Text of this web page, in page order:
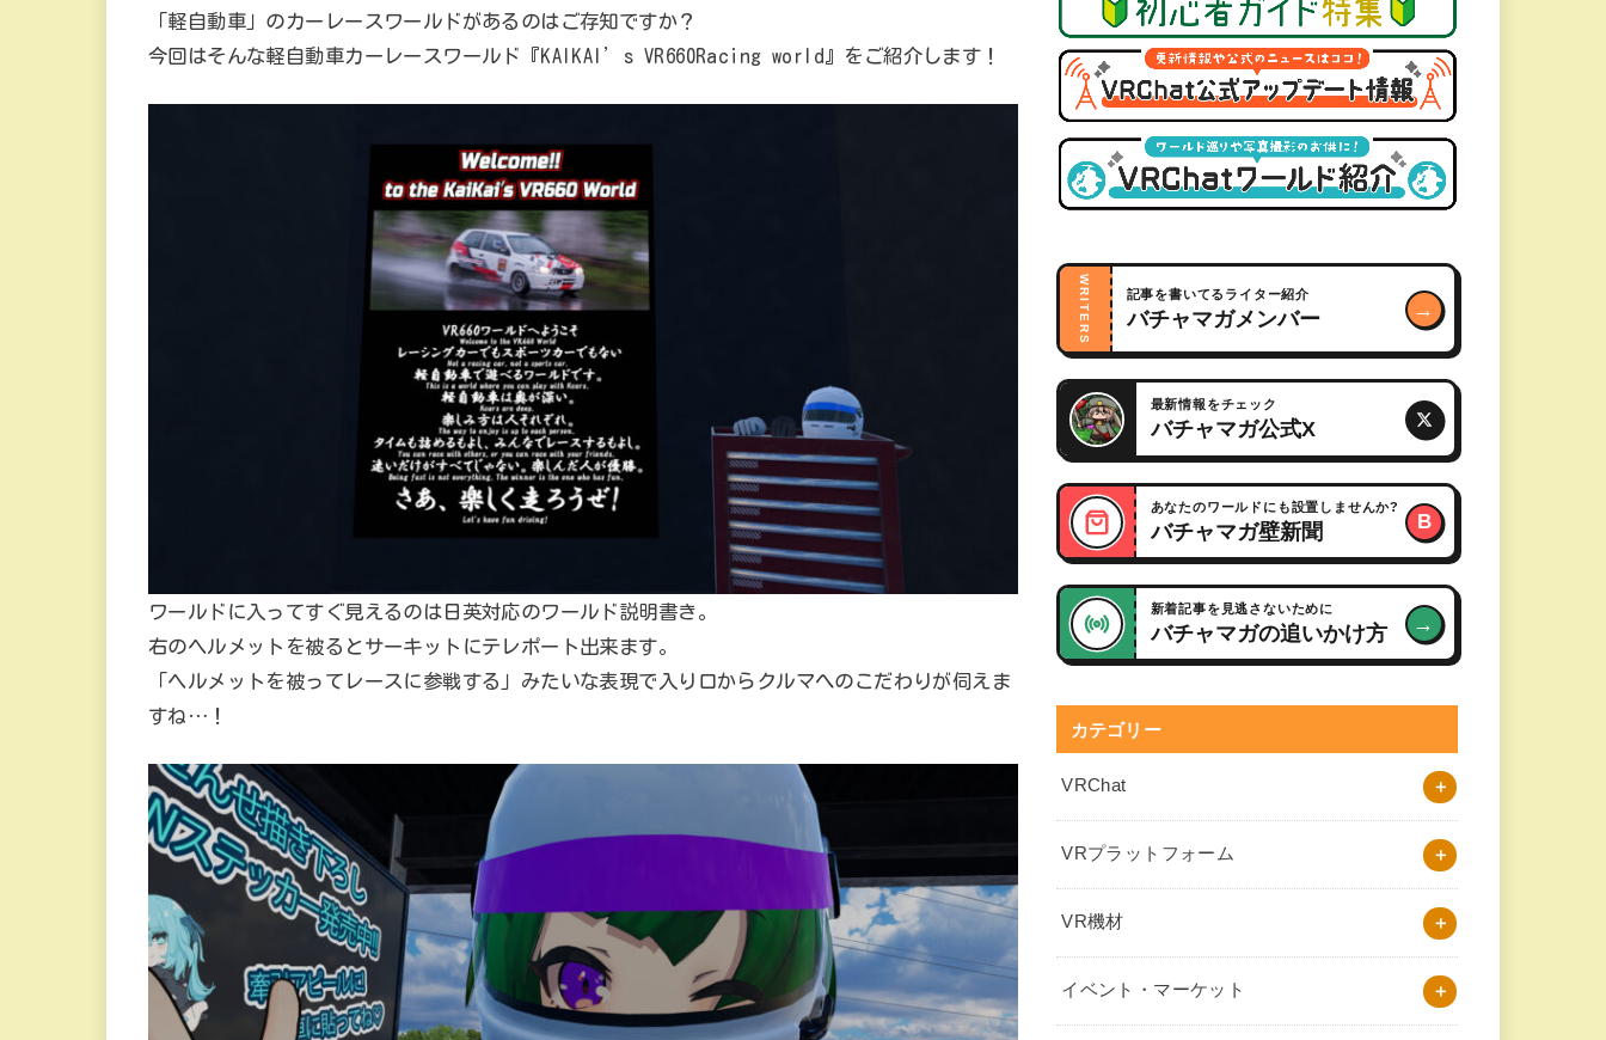
「軽自動車」のカーレースワールドがあるのはご存知ですか？
今回はそんな軽自動車カーレースワールド『KAIKAI’s VR660Racing world』をご紹介します！
ワールドに入ってすぐ見えるのは日英対応のワールド説明書き。
右のヘルメットを被るとサーキットにテレポート出来ます。
「ヘルメットを被ってレースに参戦する」みたいな表現で入り口からクルマへのこだわりが伺えま
すね…！
WRITERS 記事を書いてるライター紹介
バチャマガメンバー →
最新情報をチェック
バチャマガ公式X
あなたのワールドにも設置しませんか?
バチャマガ壁新聞 B
新着記事を見逃さないために
バチャマガの追いかけ方 →
カテゴリー
VRChat
VRプラットフォーム
VR機材
イベント・マーケット